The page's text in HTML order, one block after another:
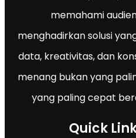
memahami
menghadirkan solusi
data, kreativitas, dan
menang bukan yang
yang paling cepat
Quick